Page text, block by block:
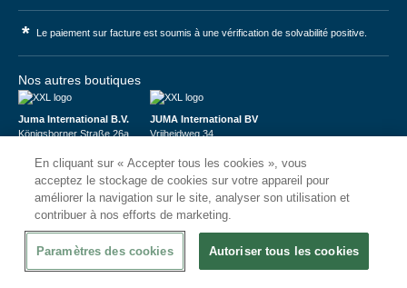
* Le paiement sur facture est soumis à une vérification de solvabilité positive.
Nos autres boutiques
Juma International B.V.
Königsborner Straße 26a
USt-ID: DE321159873
Handelsregister: 58573909
JUMA International BV
Vrijheidweg 34
BTW: NL853095048B01
K.V.K.: 58573909
En cliquant sur « Accepter tous les cookies », vous
acceptez le stockage de cookies sur votre appareil pour
améliorer la navigation sur le site, analyser son utilisation et
contribuer à nos efforts de marketing.
Paramètres des cookies Autoriser tous les cookies